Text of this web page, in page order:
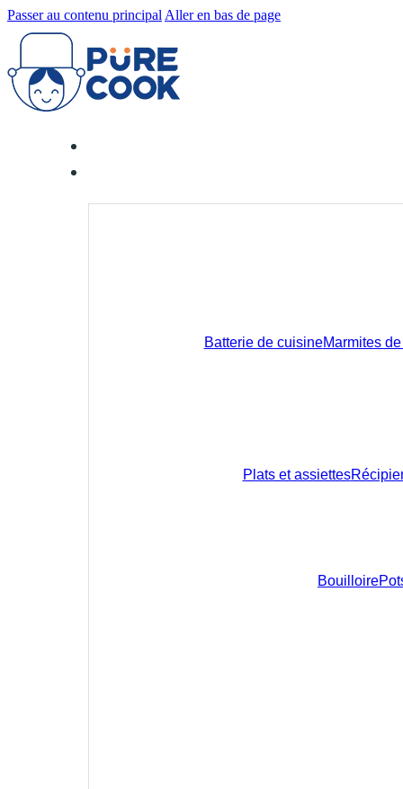
Passer au contenu principal Aller en bas de page
Batterie de cuisineMarmites
Plats et assiettes
Bouilloire